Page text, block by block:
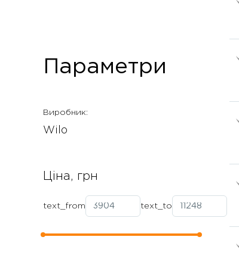
Параметри
Виробник:
Wilo
Ціна, грн
text_from text_to